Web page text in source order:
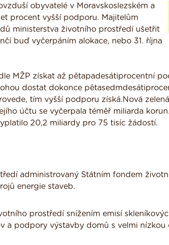
obyvatelé v Moravskoslezském a
procent vyšší podporu. Majitelům
ministerstva životního prostředí ušetřit
buď vyčerpáním alokace, nebo 31. října
MŽP získat až pětapadesátiprocentní
dostat dokonce
tím vyšší podporu získá.Nová
účtu se vyčerpala téměř miliarda
20,2 miliardy pro 75 tisíc žádostí.
administrovaný Státním fondem
energie staveb.
prostředí snížením emisí
a podpory výstavby domů s velmi nízkou